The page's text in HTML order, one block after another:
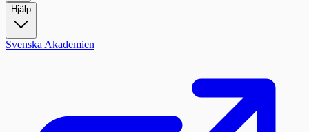
Hjälp
Svenska Akademien